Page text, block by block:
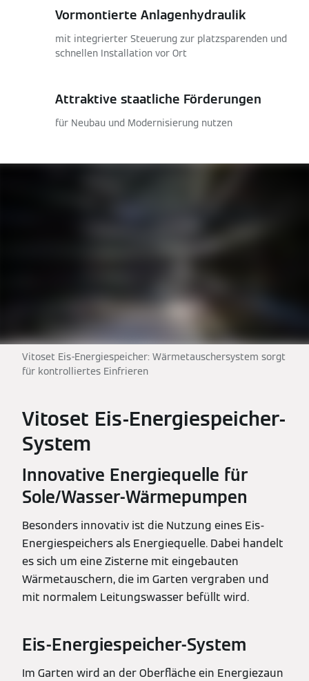
Vormontierte Anlagenhydraulik
mit integrierter Steuerung zur platzsparenden und
schnellen Installation vor Ort
Attraktive staatliche Förderungen
für Neubau und Modernisierung nutzen
Vitoset Eis-Energiespeicher: Wärmetauschersystem sorgt
für kontrolliertes Einfrieren
Vitoset Eis-Energiespeicher-
System
Innovative Energiequelle für
Sole/Wasser-Wärmepumpen
Besonders innovativ ist die Nutzung eines Eis-
Energiespeichers als Energiequelle. Dabei handelt
es sich um eine Zisterne mit eingebauten
Wärmetauschern, die im Garten vergraben und
mit normalem Leitungswasser befüllt wird.
Eis-Energiespeicher-System
Im Garten wird an der Oberfläche ein Energiezaun